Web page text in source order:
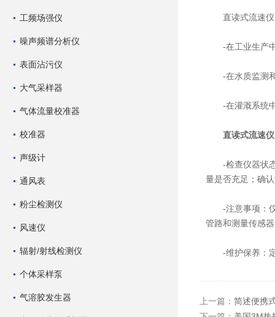
工频场强仪
噪声频谱分析仪
表面沾污仪
大气采样器
气体流量校准器
校准器
声级计
通风表
粉尘检测仪
风速仪
辐射/射线检测仪
个体采样泵
气溶胶发生器
直读式流速仪
-在工业生产中
-在水质监测和
-在灌溉系统中
直读式流速仪
-检查仪器状态
量是否充足；确
-注意事项：仪
管路和测量传感
-维护保养：定
上一篇： 简述便携